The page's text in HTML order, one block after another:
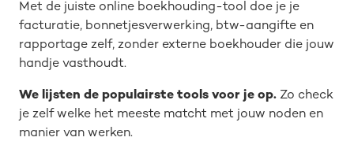
Met de juiste online boekhouding-tool doe je je
facturatie, bonnetjesverwerking, btw-aangifte en
rapportage zelf, zonder externe boekhouder die jouw
handje vasthoudt.
We lijsten de populairste tools voor je op. Zo check
je zelf welke het meeste matcht met jouw noden en
manier van werken.